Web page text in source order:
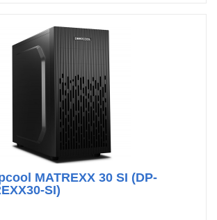
MATREXX 30 SI (DP-
SI)